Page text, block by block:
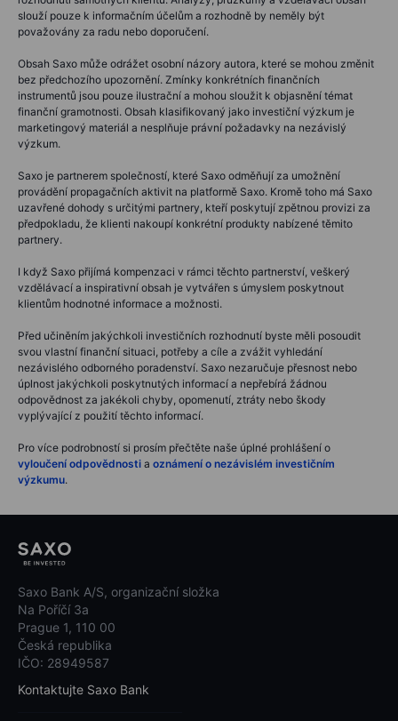
slouží pouze k informačním účelům a rozhodně by neměly být
považovány za radu nebo doporučení.
Obsah Saxo může odrážet osobní názory autora, které se mohou změnit
bez předchozího upozornění. Zmínky konkrétních finančních
instrumentů jsou pouze ilustrační a mohou sloužit k objasnění témat
finanční gramotnosti. Obsah klasifikovaný jako investiční výzkum je
marketingový materiál a nesplňuje právní požadavky na nezávislý
výzkum.
Saxo je partnerem společností, které Saxo odměňují za umožnění
provádění propagačních aktivit na platformě Saxo. Kromě toho má Saxo
uzavřené dohody s určitými partnery, kteří poskytují zpětnou provizi za
předpokladu, že klienti nakoupí konkrétní produkty nabízené těmito
partnery.
I když Saxo přijímá kompenzaci v rámci těchto partnerství, veškerý
vzdělávací a inspirativní obsah je vytvářen s úmyslem poskytnout
klientům hodnotné informace a možnosti.
Před učiněním jakýchkoli investičních rozhodnutí byste měli posoudit
svou vlastní finanční situaci, potřeby a cíle a zvážit vyhledání
nezávislého odborného poradenství. Saxo nezaručuje přesnost nebo
úplnost jakýchkoli poskytnutých informací a nepřebírá žádnou
odpovědnost za jakékoli chyby, opomenutí, ztráty nebo škody
vyplývající z použití těchto informací.
Pro více podrobností si prosím přečtěte naše úplné prohlášení o
vyloučení odpovědnosti a oznámení o nezávislém investičním
výzkumu.
Saxo Bank A/S, organizační složka
Na Poříčí 3a
Prague 1, 110 00
Česká republika
IČO: 28949587
Kontaktujte Saxo Bank